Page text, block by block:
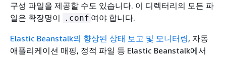
구성 파일을 제공할 수도 있습니다. 이 디렉터리의 모든 파
일은 확장명이
.conf 여야 합니다.
Elastic Beanstalk의 향상된 상태 보고 및 모니터링, 자동
애플리케이션 매핑, 정적 파일 등 Elastic Beanstalk에서